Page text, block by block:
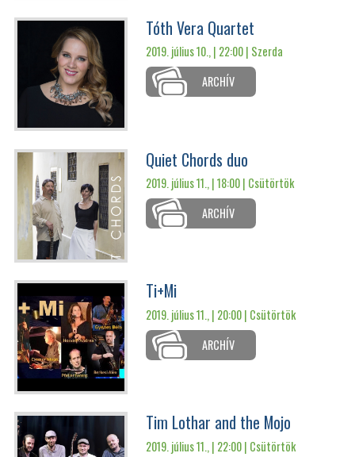
Tóth Vera Quartet
2019. július 10., | 22:00 | Szerda
ARCHÍV
Quiet Chords duo
2019. július 11., | 18:00 | Csütörtök
ARCHÍV
Ti+Mi
2019. július 11., | 20:00 | Csütörtök
ARCHÍV
Tim Lothar and the Mojo
2019. július 11., | 22:00 | Csütörtök